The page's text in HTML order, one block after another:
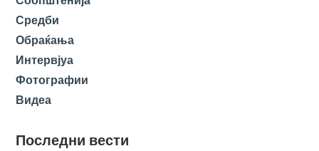
Средби
Обраќања
Интервјуа
Фотографии
Видеа
Последни вести